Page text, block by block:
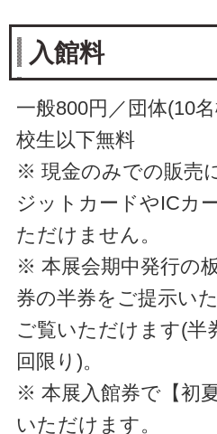
入館料
一般800円／団体(10
校生以下無料
※ 現金のみでの販売
ジットカードやICカ
ただけません。
※ 本展会期中発行の
券の半券をご提示い
ご覧いただけます(半
回限り)。
※ 本展入館券で【初
いただけます。